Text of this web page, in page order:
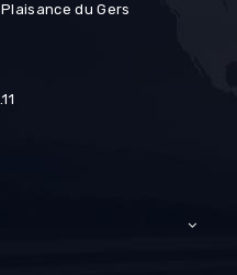
du Gers